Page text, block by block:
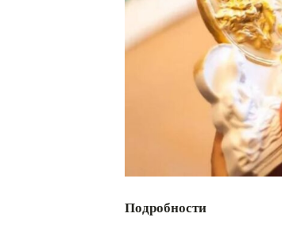
Подробности